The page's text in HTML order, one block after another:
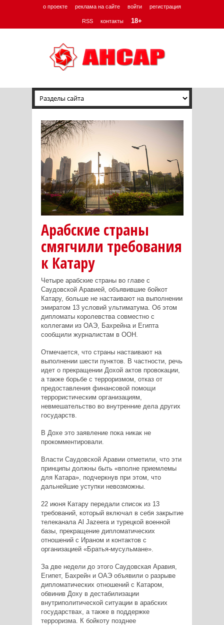
о проекте реклама на сайте войти регистрация
RSS контакты 18+
Арабские страны
смягчили требования
к Катару
Четыре арабские страны во главе с
Саудовской Аравией, объявившие бойкот
Катару, больше не настаивают на выполнении
эмиратом 13 условий ультиматума. Об этом
дипломаты королевства совместно с
коллегами из ОАЭ, Бахрейна и Египта
сообщили журналистам в ООН.
Отмечается, что страны настаивают на
выполнении шести пунктов. В частности, речь
идет о прекращении Дохой актов провокации,
а также борьбе с терроризмом, отказ от
предоставления финансовой помощи
террористическим организациям,
невмешательство во внутренние дела других
государств.
В Дохе это заявление пока никак не
прокомментировали.
Власти Саудовской Аравии отметили, что эти
принципы должны быть «вполне приемлемы
для Катара», подчеркнув при этом, что
дальнейшие уступки невозможны.
22 июня Катару передали список из 13
требований, который включал в себя закрытие
телеканала Al Jazeera и турецкой военной
базы, прекращение дипломатических
отношений с Ираном и контактов с
организацией «Братья-мусульмане».
За две недели до этого Саудовская Аравия,
Египет, Бахрейн и ОАЭ объявили о разрыве
дипломатических отношений с Катаром,
обвинив Доху в дестабилизации
внутриполитической ситуации в арабских
государствах, а также в поддержке
терроризма. К бойкоту позднее